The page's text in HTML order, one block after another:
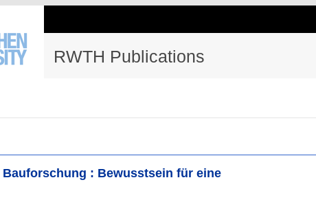
RWTH Publications
: Bewusstsein für eine